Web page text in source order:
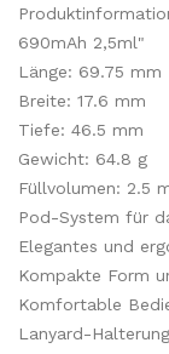
690mAh 2,5ml"
Länge: 69.75 mm
Breite: 17.6 mm
Tiefe: 46.5 mm
Gewicht: 64.8 g
Füllvolumen: 2.5
Pod-System für
Elegantes und
Kompakte Form
Komfortable
Lanyard-